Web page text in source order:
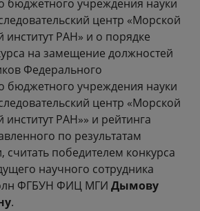
бюджетного учреждения науки
центр «Морской
институт РАН» и о порядке
на замещение должностей
Федерального
бюджетного учреждения науки
центр «Морской
РАН»» и рейтинга
по результатам
считать победителем конкурса
научного сотрудника
ФГБУН ФИЦ МГИ Дымову
.